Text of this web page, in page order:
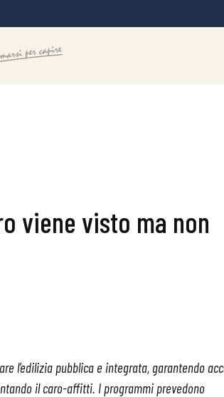
viene visto ma non
l’edilizia pubblica e integrata, garantendo
il caro-affitti. I programmi prevedono